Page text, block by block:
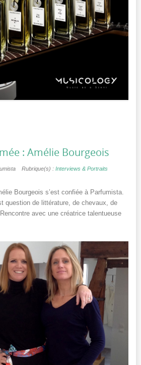
: Amélie Bourgeois
Rubrique(s) : Interviews & Portraits
Bourgeois s’est confiée à Parfumista.
question de littérature, de chevaux, de
avec une créatrice talentueuse